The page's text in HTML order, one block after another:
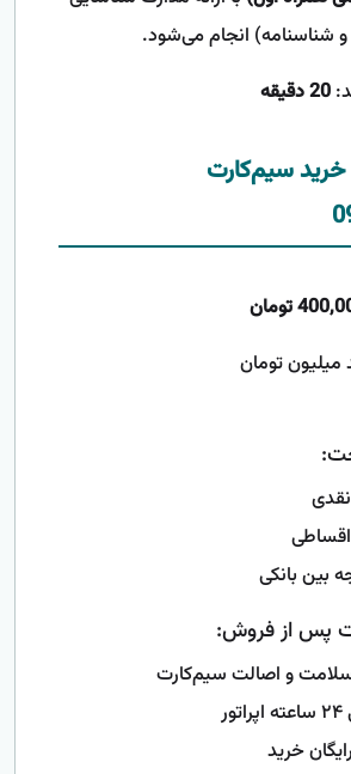
شناسنامه) انجام می‌شود.
20 دقیقه
سیم‌کارت
تومان
تومان
بین بانکی
پس از فروش:
و اصالت سیم‌کارت
خرید